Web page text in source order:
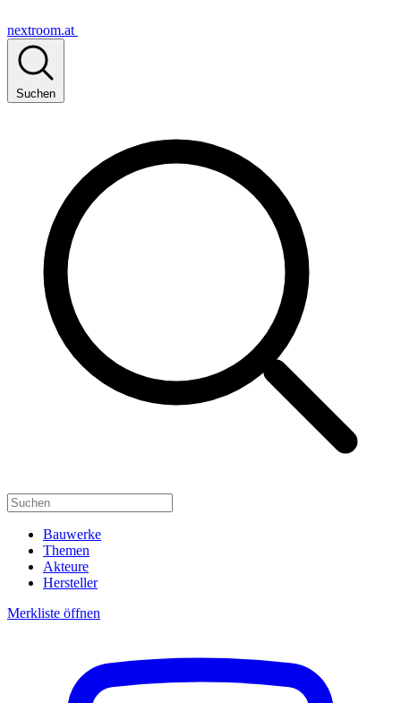
nextroom.at
Suchen
Bauwerke
Themen
Akteure
Hersteller
Merkliste öffnen